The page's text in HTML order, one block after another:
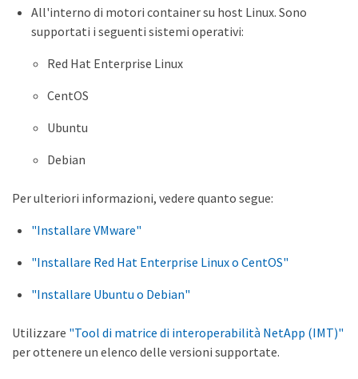
All'interno di motori container su host Linux. Sono
supportati i seguenti sistemi operativi:
Red Hat Enterprise Linux
CentOS
Ubuntu
Debian
Per ulteriori informazioni, vedere quanto segue:
"Installare VMware"
"Installare Red Hat Enterprise Linux o CentOS"
"Installare Ubuntu o Debian"
Utilizzare "Tool di matrice di interoperabilità NetApp (IMT)"
per ottenere un elenco delle versioni supportate.